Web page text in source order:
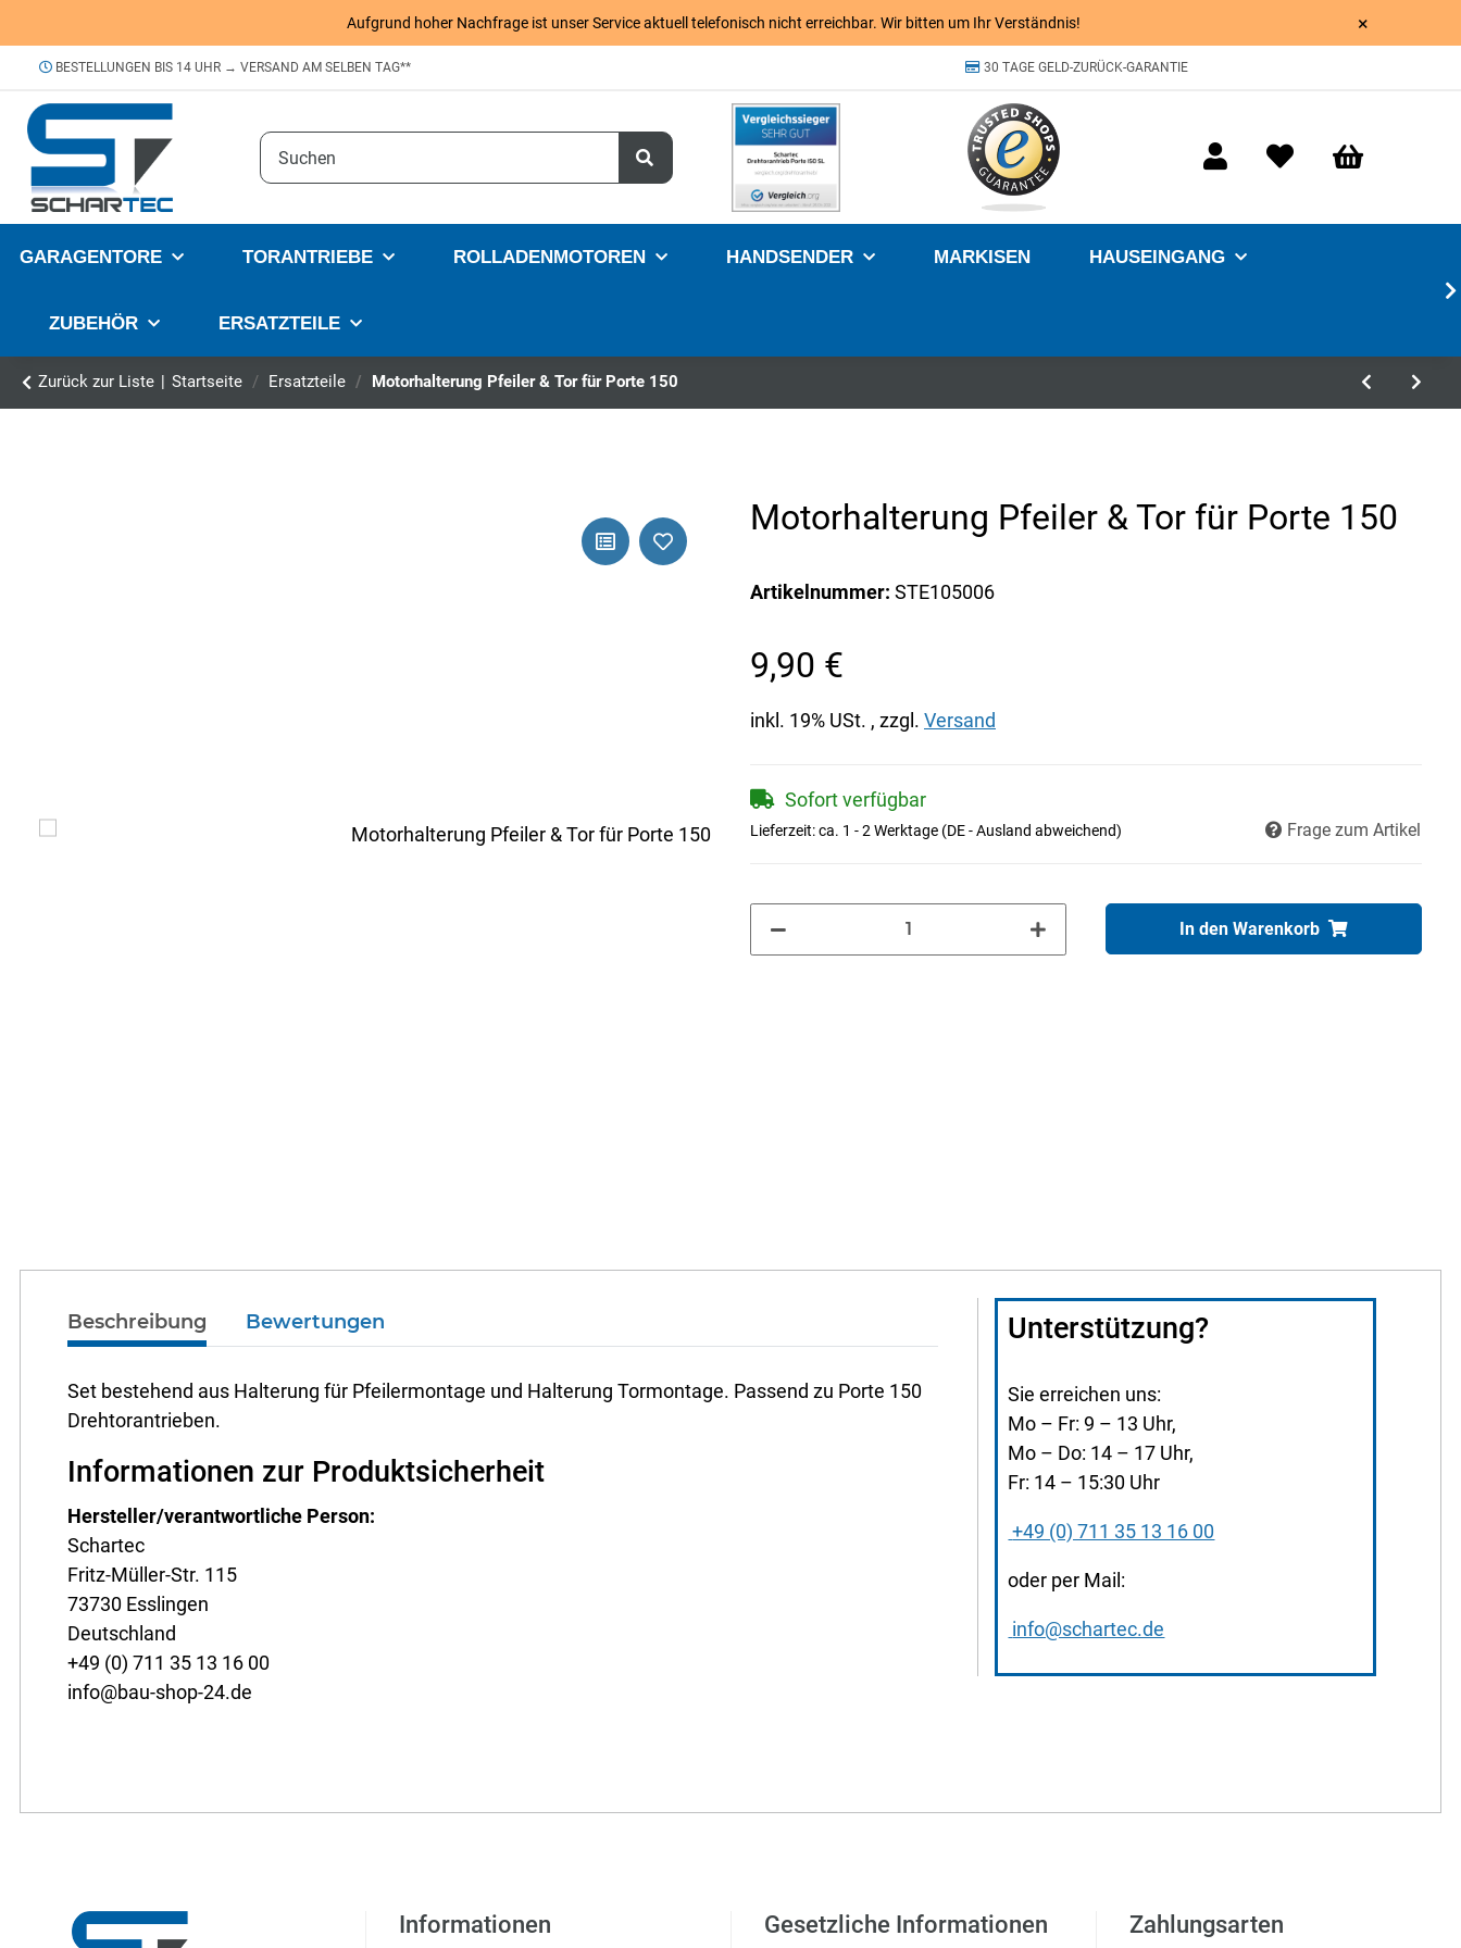
Aufgrund hoher Nachfrage ist unser Service aktuell telefonisch nicht erreichbar. Wir bitten um Ihr Verständnis! ×
BESTELLUNGEN BIS 14 UHR → VERSAND AM SELBEN TAG** 30 TAGE GELD-ZURÜCK-GARANTIE
GARAGENTORE TORANTRIEBE ROLLADENMOTOREN HANDSENDER MARKISEN HAUSEINGANG
ZUBEHÖR ERSATZTEILE
Zurück zur Liste Startseite Ersatzteile Motorhalterung Pfeiler & Tor für Porte 150
Motorhalterung Pfeiler & Tor für Porte 150
Artikelnummer: STE105006
9,90 €
inkl. 19% USt. , zzgl. Versand
Sofort verfügbar
Lieferzeit:ca. 1 - 2 Werktage (DE - Ausland abweichend) Frage zum Artikel
In den Warenkorb
Beschreibung Bewertungen
Set bestehend aus Halterung für Pfeilermontage und Halterung Tormontage. Passend zu Porte 150
Drehtorantrieben.
Informationen zur Produktsicherheit
Hersteller/verantwortliche Person:
Schartec
Fritz-Müller-Str. 115
73730 Esslingen
Deutschland
+49 (0) 711 35 13 16 00
info@bau-shop-24.de
Unterstützung?
Sie erreichen uns:
Mo – Fr: 9 – 13 Uhr,
Mo – Do: 14 – 17 Uhr,
Fr: 14 – 15:30 Uhr
+49 (0) 711 35 13 16 00
oder per Mail:
info@schartec.de
Informationen Gesetzliche Informationen Zahlungsarten